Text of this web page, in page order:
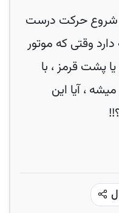
شروع حرکت درست
وقتی که موتور
پشت قرمز ، با
، آیا این